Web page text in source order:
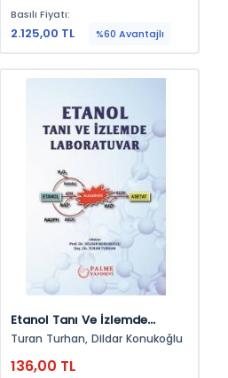
Basılı Fiyatı:
2.125,00 TL %60 Avantajlı
Etanol Tanı Ve İzlemde
Laboratuvar Turan Turhan, Dildar Konukoğlu
136,00 TL